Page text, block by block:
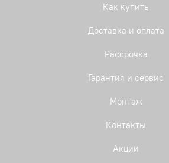
Как купить
Доставка и оплата
Рассрочка
Гарантия и сервис
Монтаж
Контакты
Акции